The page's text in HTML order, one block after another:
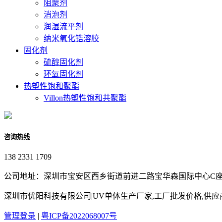
阻聚剂
消泡剂
润湿流平剂
纳米氧化锆溶胶
固化剂
硫醇固化剂
环氧固化剂
热塑性饱和聚酯
Villon热塑性饱和共聚酯
咨询热线
138 2331 1709
公司地址：深圳市宝安区西乡街道前进二路宝华森国际中心C
深圳市优阳科技有限公司|UV单体生产厂家,工厂批发价格,供应
管理登录 | 粤ICP备2022068007号